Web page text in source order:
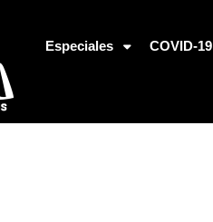
Especiales COVID-19